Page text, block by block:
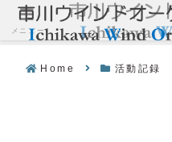
Home 活動記録
メニュー